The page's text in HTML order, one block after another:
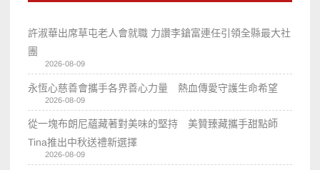
許淑華出席草屯老人會就職 力讚李鎗富連任引領全縣最大社
團
2026-08-09
永恆心慈善會攜手各界善心力量 熱血傳愛守護生命希望
2026-08-09
從一塊布朗尼蘊藏著對美味的堅持 美贊臻藏攜手甜點師
Tina推出中秋送禮新選擇
2026-08-09